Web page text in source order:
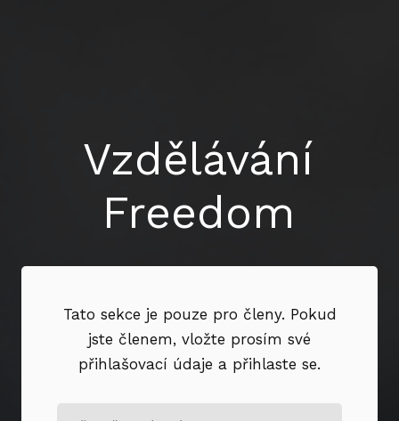
Vzdělávání
Freedom
Tato sekce je pouze pro členy. Pokud
jste členem, vložte prosím své
přihlašovací údaje a přihlaste se.